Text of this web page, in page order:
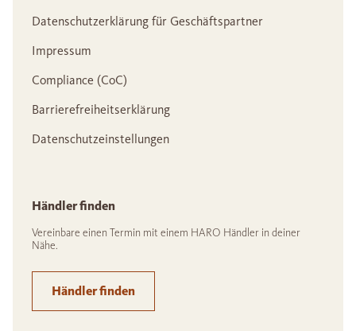
Datenschutzerklärung für Geschäftspartner
Impressum
Compliance (CoC)
Barrierefreiheitserklärung
Datenschutzeinstellungen
Händler finden
Vereinbare einen Termin mit einem HARO Händler in deiner
Nähe.
Händler finden